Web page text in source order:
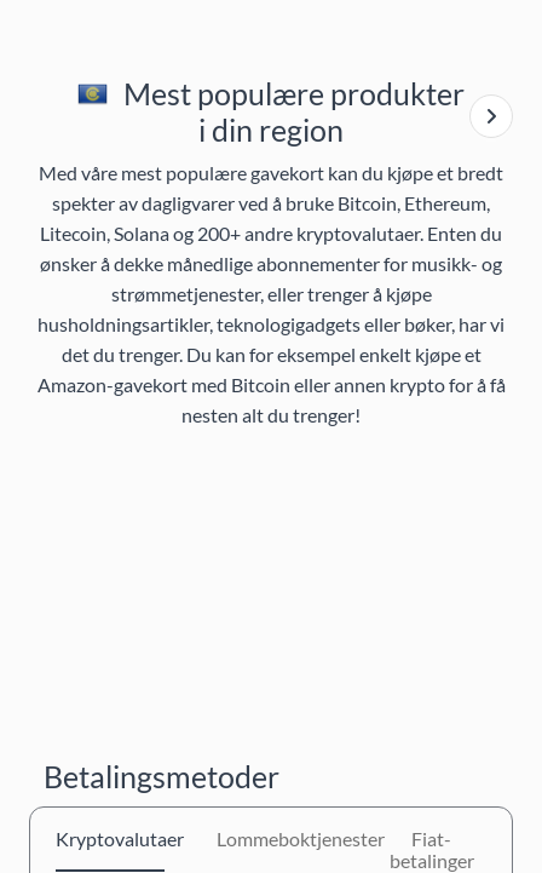
Mest populære produkter
i din region
Med våre mest populære gavekort kan du kjøpe et bredt
spekter av dagligvarer ved å bruke Bitcoin, Ethereum,
Litecoin, Solana og 200+ andre kryptovalutaer. Enten du
ønsker å dekke månedlige abonnementer for musikk- og
strømmetjenester, eller trenger å kjøpe
husholdningsartikler, teknologigadgets eller bøker, har vi
det du trenger. Du kan for eksempel enkelt kjøpe et
Amazon-gavekort med Bitcoin eller annen krypto for å få
nesten alt du trenger!
Betalingsmetoder
Kryptovalutaer Lommeboktjenester
Fiat-
betalinger